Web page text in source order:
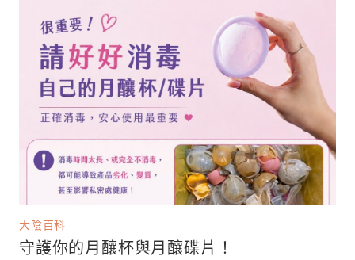
大陰百科
守護你的月釀杯與月釀碟片！